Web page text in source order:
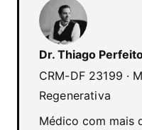
Dr. Thiago
CRM-DF 23199 ·
Regenerativa
Médico com mais